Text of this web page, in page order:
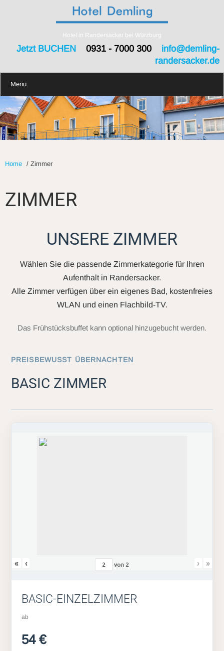
Hotel in Randersacker bei Würzburg
Jetzt BUCHEN0931 - 7000 300 info@demling-
randersacker.de
Menu
Home / Zimmer
ZIMMER
UNSERE ZIMMER
Wählen Sie die passende Zimmerkategorie für Ihren
Aufenthalt in Randersacker.
Alle Zimmer verfügen über ein eigenes Bad, kostenfreies
WLAN und einen Flachbild-TV.
Das Frühstücksbuffet kann optional hinzugebucht werden.
PREISBEWUSST ÜBERNACHTEN
BASIC ZIMMER
« ‹ von 2 › »
BASIC-EINZELZIMMER
ab
54 €